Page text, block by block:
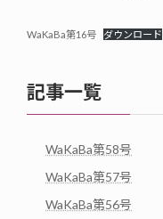
WaKaBa第16号 ダウンロード
記事一覧
WaKaBa第58号
WaKaBa第57号
WaKaBa第56号